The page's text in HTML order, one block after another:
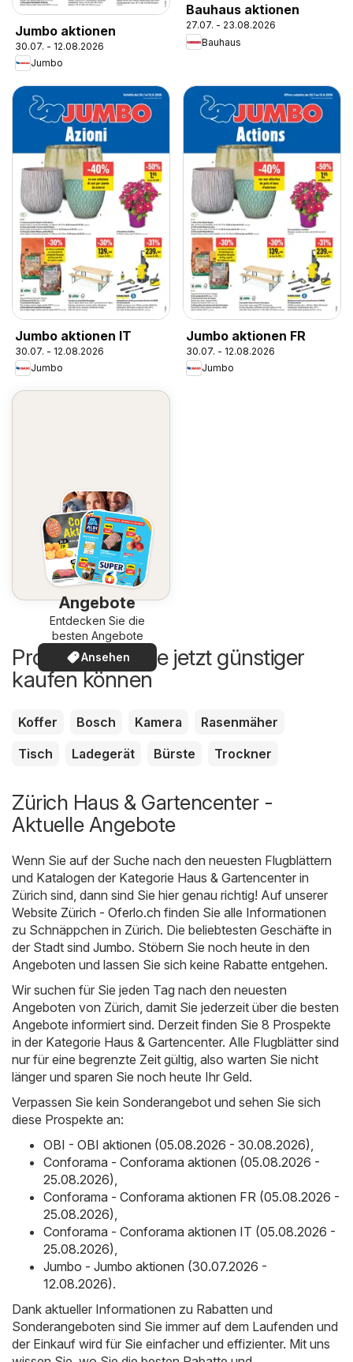
Jumbo aktionen
30.07. - 12.08.2026
Jumbo
Bauhaus aktionen
27.07. - 23.08.2026
Bauhaus
Jumbo aktionen IT
30.07. - 12.08.2026
Jumbo
Jumbo aktionen FR
30.07. - 12.08.2026
Jumbo
Angebote
Entdecken Sie die
besten Angebote
Ansehen
Produkte, die Sie jetzt günstiger
kaufen können
Koffer Bosch Kamera
Rasenmäher
Tisch
Ladegerät Bürste Trockner
Zürich Haus & Gartencenter -
Aktuelle Angebote
Wenn Sie auf der Suche nach den neuesten Flugblättern
und Katalogen der Kategorie Haus & Gartencenter in
Zürich sind, dann sind Sie hier genau richtig! Auf unserer
Website Zürich - Oferlo.ch finden Sie alle Informationen
zu Schnäppchen in Zürich. Die beliebtesten Geschäfte in
der Stadt sind Jumbo. Stöbern Sie noch heute in den
Angeboten und lassen Sie sich keine Rabatte entgehen.
Wir suchen für Sie jeden Tag nach den neuesten
Angeboten von Zürich, damit Sie jederzeit über die besten
Angebote informiert sind. Derzeit finden Sie 8 Prospekte
in der Kategorie Haus & Gartencenter. Alle Flugblätter sind
nur für eine begrenzte Zeit gültig, also warten Sie nicht
länger und sparen Sie noch heute Ihr Geld.
Verpassen Sie kein Sonderangebot und sehen Sie sich
diese Prospekte an:
OBI - OBI aktionen (05.08.2026 - 30.08.2026)
Conforama - Conforama aktionen (05.08.2026 -
25.08.2026)
Conforama - Conforama aktionen FR (05.08.2026 -
25.08.2026)
Conforama - Conforama aktionen IT (05.08.2026 -
25.08.2026)
Jumbo - Jumbo aktionen (30.07.2026 -
12.08.2026).
Dank aktueller Informationen zu Rabatten und
Sonderangeboten sind Sie immer auf dem Laufenden und
der Einkauf wird für Sie einfacher und effizienter. Mit uns